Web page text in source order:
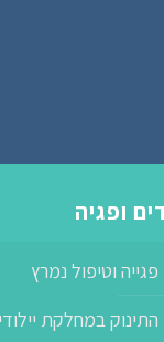
ופגיה
פגייה וטיפול נמרץ
התינוק במחלקת